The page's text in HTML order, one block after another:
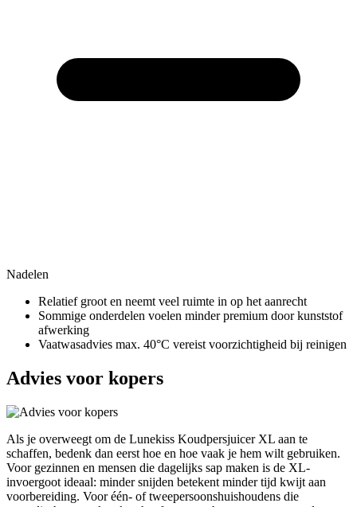
Nadelen
Relatief groot en neemt veel ruimte in op het aanrecht
Sommige onderdelen voelen minder premium door kunststof
afwerking
Vaatwasadvies max. 40°C vereist voorzichtigheid bij reinigen
Advies voor kopers
Als je overweegt om de Lunekiss Koudpersjuicer XL aan te
schaffen, bedenk dan eerst hoe en hoe vaak je hem wilt gebruiken.
Voor gezinnen en mensen die dagelijks sap maken is de XL-
invoergoot ideaal: minder snijden betekent minder tijd kwijt aan
voorbereiding. Voor één- of tweepersoonshuishoudens die